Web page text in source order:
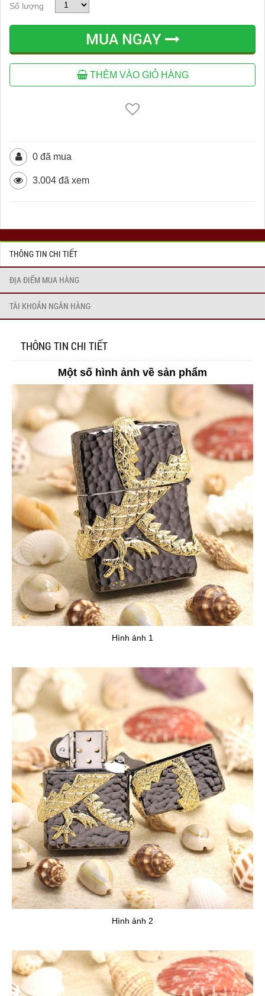
Số lượng
MUA NGAY
THÊM VÀO GIỎ HÀNG
0 đã mua
3.004 đã xem
THÔNG TIN CHI TIẾT
ĐỊA ĐIỂM MUA HÀNG
TÀI KHOẢN NGÂN HÀNG
THÔNG TIN CHI TIẾT
Một số hình ảnh về sản phẩm
Hình ảnh 1
Hình ảnh 2